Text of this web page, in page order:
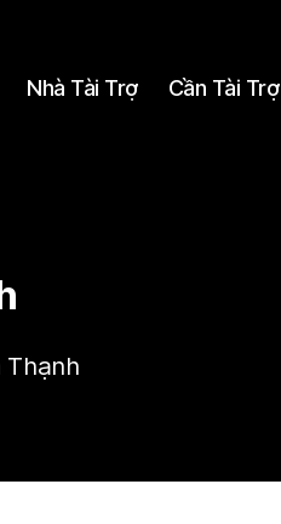
Nhà Tài Trợ Cần Tài Trợ
Thạnh